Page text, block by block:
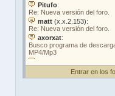
Entrar en los